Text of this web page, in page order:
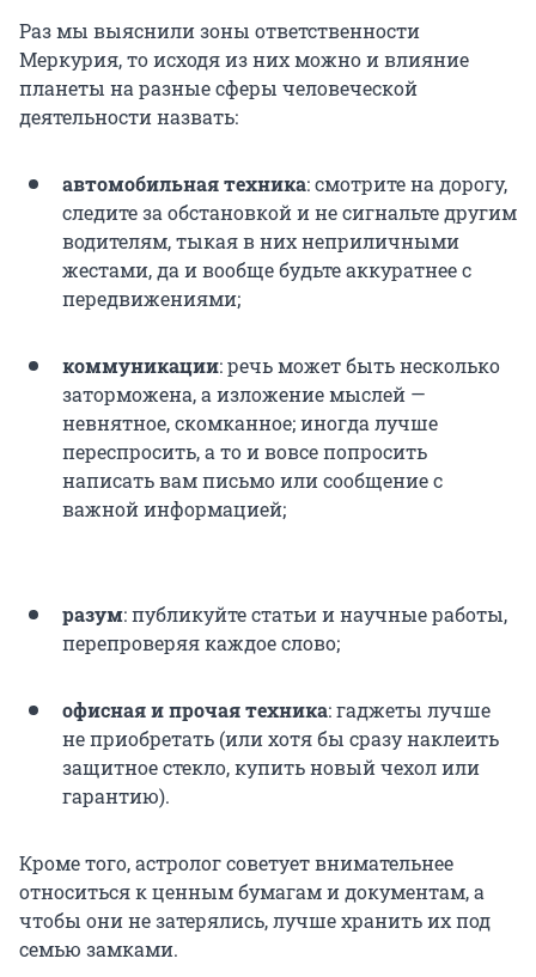
Раз мы выяснили зоны ответственности
Меркурия, то исходя из них можно и влияние
планеты на разные сферы человеческой
деятельности назвать:
автомобильная техника: смотрите на дорогу,
следите за обстановкой и не сигнальте другим
водителям, тыкая в них неприличными
жестами, да и вообще будьте аккуратнее с
передвижениями;
коммуникации: речь может быть несколько
заторможена, а изложение мыслей —
невнятное, скомканное; иногда лучше
переспросить, а то и вовсе попросить
написать вам письмо или сообщение с
важной информацией;
разум: публикуйте статьи и научные работы,
перепроверяя каждое слово;
офисная и прочая техника: гаджеты лучше
не приобретать (или хотя бы сразу наклеить
защитное стекло, купить новый чехол или
гарантию).
Кроме того, астролог советует внимательнее
относиться к ценным бумагам и документам, а
чтобы они не затерялись, лучше хранить их под
семью замками.